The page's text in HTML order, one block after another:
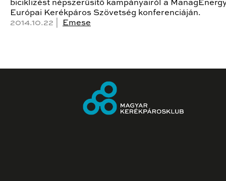
biciklizést népszerűsítő kampányairól a
Európai Kerékpáros Szövetség konferenciáján.
2014.10.22 |
Emese